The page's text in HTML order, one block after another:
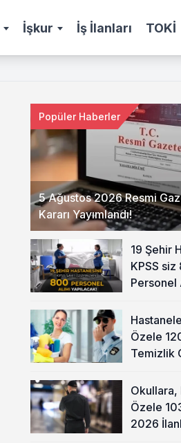
İşkur İş İlanları TOKİ
5 Ağustos 2026 Resmi
Kararı Yayımlandı!
Popüler Haberler
19 Şehir
KPSS
Personel
Özele
Temizlik
Okullara,
Özele
2026